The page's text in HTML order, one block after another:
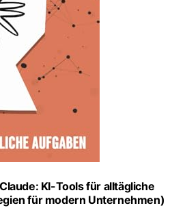
KI-Tools für alltägliche
für modern Unternehmen)